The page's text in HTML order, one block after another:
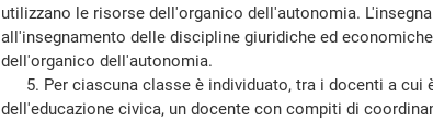
utilizzano le risorse dell'organico dell'autonomia.
all'insegnamento delle discipline giuridiche ed
dell'organico dell'autonomia.
5. Per ciascuna classe è individuato, tra i docenti a cui
dell'educazione civica, un docente con compiti di